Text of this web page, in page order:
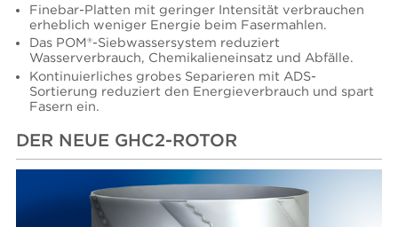
Finebar-Platten mit geringer Intensität verbrauchen
erheblich weniger Energie beim Fasermahlen.
Das POM®-Siebwassersystem reduziert
Wasserverbrauch, Chemikalieneinsatz und Abfälle.
Kontinuierliches grobes Separieren mit ADS-
Sortierung reduziert den Energieverbrauch und spart
Fasern ein.
DER NEUE GHC2-ROTOR